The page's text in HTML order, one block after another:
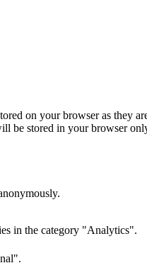
on your browser as they
be stored in your browser
in the category "Analytics".